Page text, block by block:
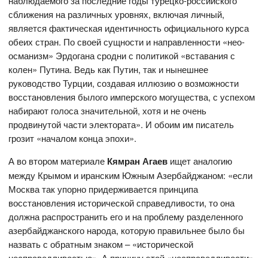
сближения на различных уровнях, включая личный,
является фактическая идентичность официального курса
обеих стран. По своей сущности и направленности «нео-
османизм» Эрдогана сродни с политикой «вставания с
колен» Путина. Ведь как Путин, так и нынешнее
руководство Турции, создавая иллюзию о возможности
восстановления былого имперского могущества, с успехом
набирают голоса значительной, хотя и не очень
продвинутой части электората». И обоим им писатель
грозит «началом конца эпохи».
А во втором материале Кямран Агаев ищет аналогию
между Крымом и иранским Южным Азербайджаном: «если
Москва так упорно придерживается принципа
восстановления исторической справедливости, то она
должна распространить его и на проблему разделенного
азербайджанского народа, которую правильнее было бы
назвать с обратным знаком – «исторической